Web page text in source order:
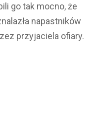
go tak mocno, że
napastników
przyjaciela ofiary.